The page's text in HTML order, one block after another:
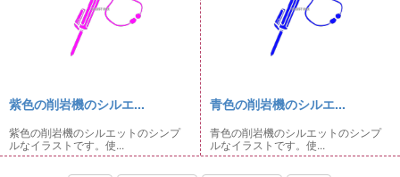
紫色の削岩機のシルエ...
紫色の削岩機のシルエットのシンプ
ルなイラストです。使...
青色の削岩機のシルエ...
青色の削岩機のシルエットのシンプ
ルなイラストです。使...